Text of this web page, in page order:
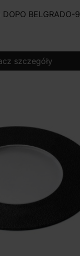
BELGRADO-9
szczegóły